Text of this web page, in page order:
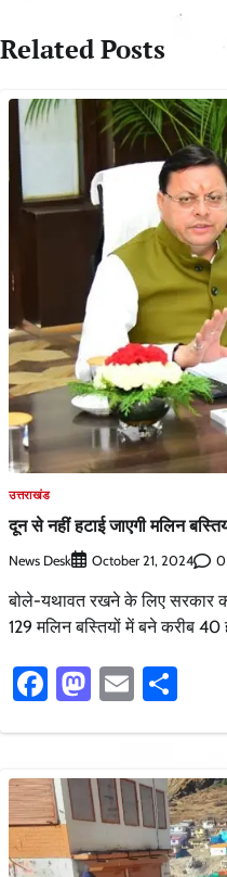
Related Posts
उत्तराखंड
दून से नहीं हटाई जाएगी मलिन
News Desk October 21, 2024 0
बोले-यथावत रखने के लिए सरकार
129 मलिन बस्तियों में बने करीब
Facebook
Mastodon
Email